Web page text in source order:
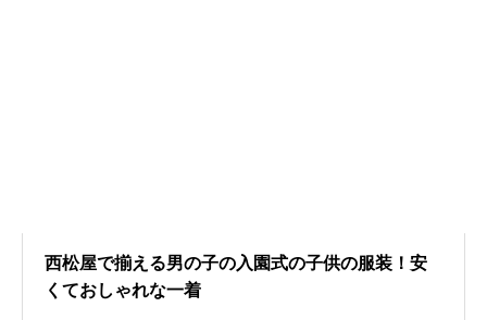
西松屋で揃える男の子の入園式の子供の服装！安
くておしゃれな一着